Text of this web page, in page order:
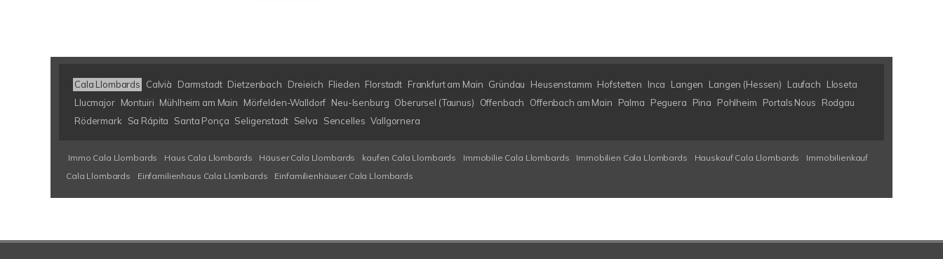
Cala Llombards Calvià Darmstadt Dietzenbach Dreieich Flieden Florstadt Frankfurt am Main Gründau Heusenstamm Hofstetten Inca Langen Langen (Hessen) Laufach
Lloseta
Llucmajor Montuiri Mühlheim am Main Mörfelden-Walldorf Neu-Isenburg Oberursel (Taunus) Offenbach Offenbach am Main Palma Peguera Pina Pohlheim Portals Nous
Rodgau
Rödermark
Sa Rápita Santa Ponça Seligenstadt Selva Sencelles Vallgornera
Immo Cala Llombards Haus Cala Llombards Häuser Cala Llombards kaufen Cala Llombards Immobilie Cala Llombards Immobilien Cala Llombards Hauskauf Cala Llombards
Immobilienkauf
Cala Llombards
Einfamilienhaus Cala Llombards Einfamilienhäuser Cala Llombards